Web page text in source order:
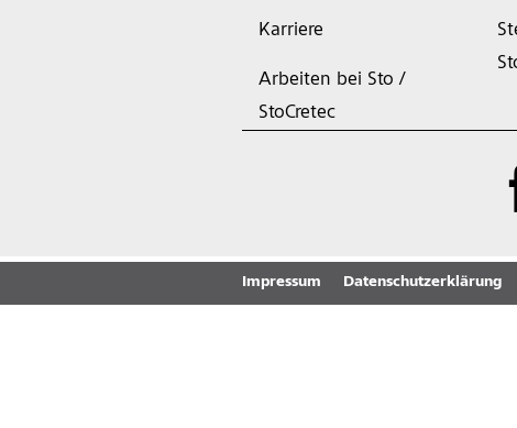
Karriere
Arbeiten bei Sto /
StoCretec
Impressum Datenschutzerklärung